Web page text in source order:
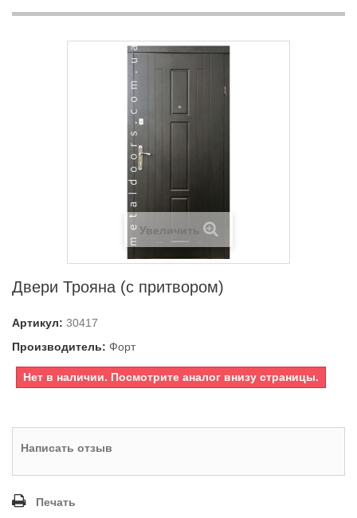
Увеличить
Двери Трояна (с притвором)
Артикул: 30417
Производитель: Форт
Нет в наличии. Посмотрите аналог внизу страницы.
Написать отзыв
Печать